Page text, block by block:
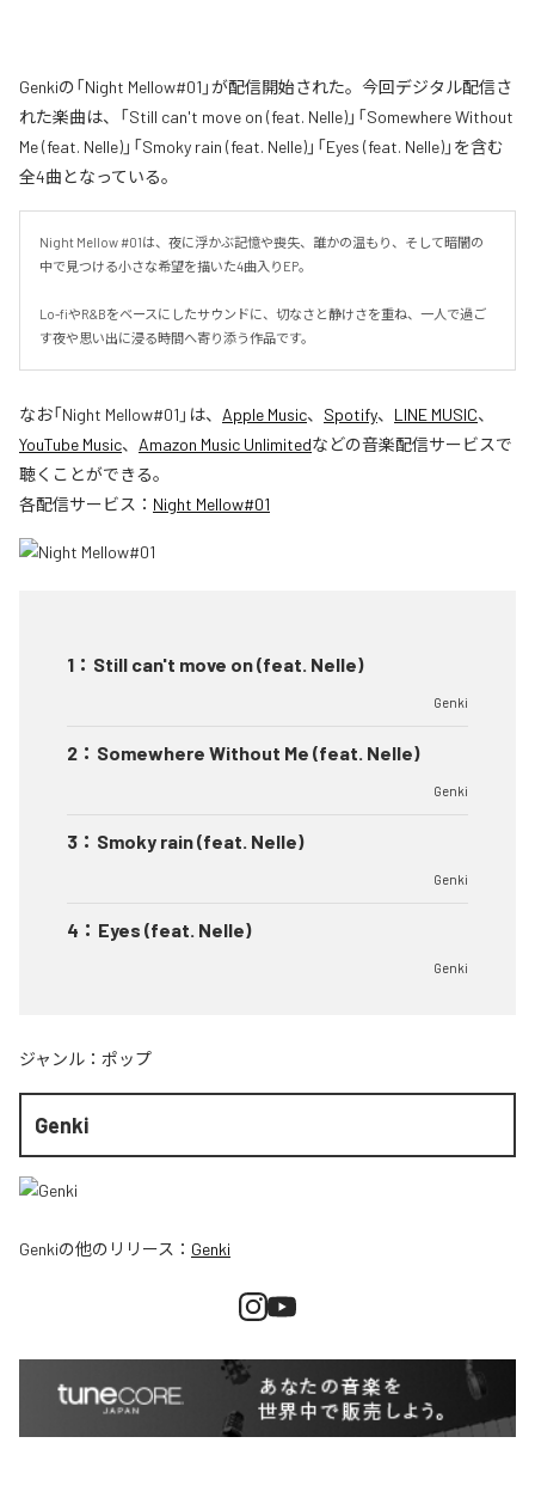
Genkiの「Night Mellow#01」が配信開始された。今回デジタル配信さ
れた楽曲は、「Still can't move on (feat. Nelle)」「Somewhere Without
Me (feat. Nelle)」「Smoky rain (feat. Nelle)」「Eyes (feat. Nelle)」を含む
全4曲となっている。
Night Mellow #01は、夜に浮かぶ記憶や喪失、誰かの温もり、そして暗闇の
中で見つける小さな希望を描いた4曲入りEP。
Lo-fiやR&Bをベースにしたサウンドに、切なさと静けさを重ね、一人で過ご
す夜や思い出に浸る時間へ寄り添う作品です。
なお「Night Mellow#01 」は、 Apple Music、 Spotify、 LINE MUSIC、
YouTube Music、 Amazon Music Unlimitedなどの音楽配信サービスで
聴くことができる。
各配信サービス： Night Mellow#01
1 ： Still can't move on (feat. Nelle)
Genki
2 ： Somewhere Without Me (feat. Nelle)
Genki
3 ： Smoky rain (feat. Nelle)
Genki
4 ： Eyes (feat. Nelle)
Genki
ジャンル： ポップ
Genki
Genkiの他のリリース： Genki